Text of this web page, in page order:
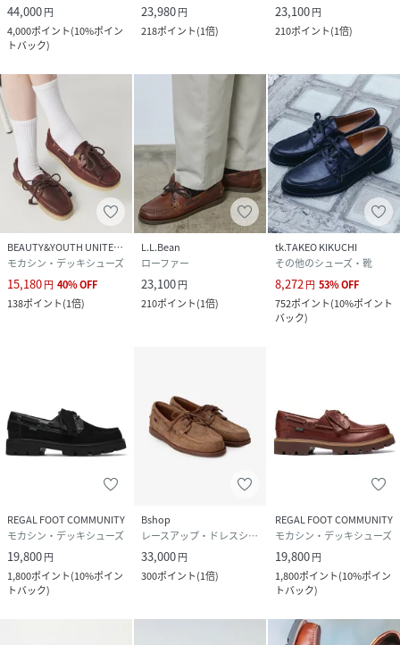
44,000円
4,000ポイント(10%ポイン
トバック)
23,980円
218ポイント(1倍)
23,100円
210ポイント(1倍)
BEAUTY&YOUTH UNITED ARROWS
モカシン・デッキシューズ
15,180円 40%OFF
138ポイント(1倍)
L.L.Bean
ローファー
23,100円
210ポイント(1倍)
tk.TAKEO KIKUCHI
その他のシューズ・靴
8,272円 53%OFF
752ポイント(10%ポイント
バック)
REGAL FOOT COMMUNITY
モカシン・デッキシューズ
19,800円
1,800ポイント(10%ポイン
トバック)
Bshop
レースアップ・ドレスシューズ
33,000円
300ポイント(1倍)
REGAL FOOT COMMUNITY
モカシン・デッキシューズ
19,800円
1,800ポイント(10%ポイン
トバック)